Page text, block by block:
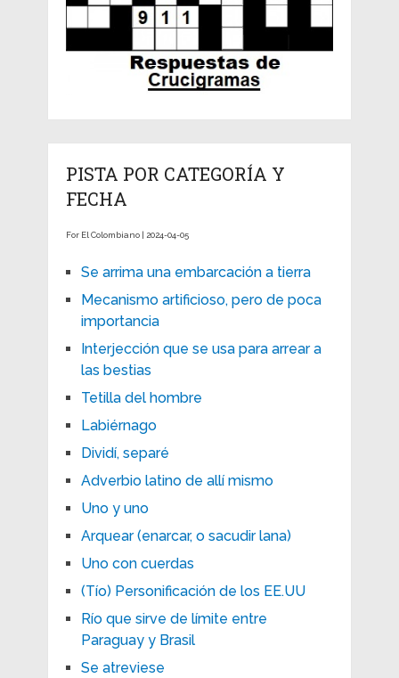
PISTA POR CATEGORÍA Y
FECHA
For El Colombiano | 2024-04-05
Se arrima una embarcación a tierra
Mecanismo artificioso, pero de poca
importancia
Interjección que se usa para arrear a
las bestias
Tetilla del hombre
Labiérnago
Dividí, separé
Adverbio latino de allí mismo
Uno y uno
Arquear (enarcar, o sacudir lana)
Uno con cuerdas
(Tío) Personificación de los EE.UU
Río que sirve de límite entre
Paraguay y Brasil
Se atreviese